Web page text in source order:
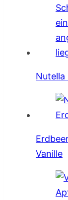
Nutella
Vanille